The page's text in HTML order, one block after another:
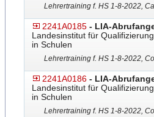
Lehrertraining f. HS 1-8-2022,
2241A0185 - LIA-
Landesinstitut für
in Schulen
Lehrertraining f. HS 1-8-2022,
2241A0186 - LIA-
Landesinstitut für
in Schulen
Lehrertraining f. HS 1-8-2022,